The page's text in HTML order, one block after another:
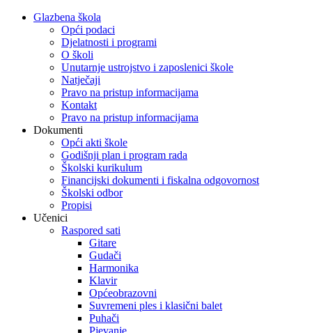
Glazbena škola
Opći podaci
Djelatnosti i programi
O školi
Unutarnje ustrojstvo i zaposlenici škole
Natječaji
Pravo na pristup informacijama
Kontakt
Pravo na pristup informacijama
Dokumenti
Opći akti škole
Godišnji plan i program rada
Školski kurikulum
Financijski dokumenti i fiskalna odgovornost
Školski odbor
Propisi
Učenici
Raspored sati
Gitare
Gudači
Harmonika
Klavir
Općeobrazovni
Suvremeni ples i klasični balet
Puhači
Pjevanje